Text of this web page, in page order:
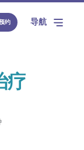
约 导航
疗